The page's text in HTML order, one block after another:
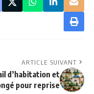
ARTICLE SUIVANT
d’habitation et
pour reprise